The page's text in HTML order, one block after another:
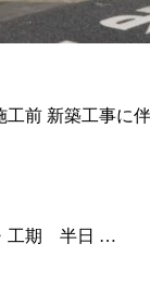
工前 新築工事に
・工期 半日 …